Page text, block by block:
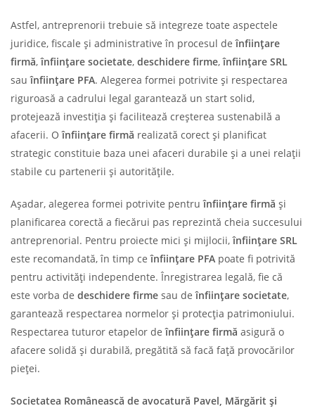
Astfel, antreprenorii trebuie să integreze toate aspectele
juridice, fiscale și administrative în procesul deînființare
firmă,înființare societate, deschidere firme,înființare SRL
sauînființare PFA. Alegerea formei potrivite și respectarea
riguroasă a cadrului legal garantează un start solid,
protejează investiția și facilitează creșterea sustenabilă a
afacerii. Oînființare firmă realizată corect și planificat
strategic constituie baza unei afaceri durabile și a unei relații
stabile cu partenerii și autoritățile.
Așadar, alegerea formei potrivite pentruînființare firmă și
planificarea corectă a fiecărui pas reprezintă cheia succesului
antreprenorial. Pentru proiecte mici și mijlocii,înființare SRL
este recomandată, în timp ceînființare PFA poate fi potrivită
pentru activități independente. Înregistrarea legală, fie că
este vorba de deschidere firme sau deînființare societate,
garantează respectarea normelor și protecția patrimoniului.
Respectarea tuturor etapelor deînființare firmă asigură o
afacere solidă și durabilă, pregătită să facă față provocărilor
pieței.
Societatea Românească de avocatură Pavel, Mărgărit și